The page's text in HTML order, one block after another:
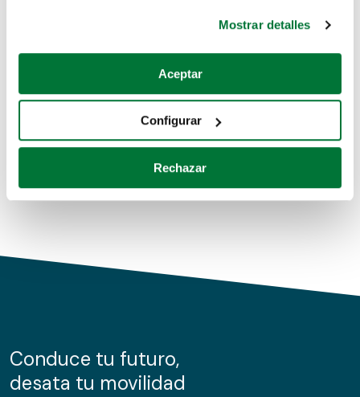
Si lo permite, también quisiéramos:
Recopilar información sobre su ubicación geográfica
Identificar su dispositivo analizándolo activamente
para buscar características específicas (huellas
Obtenga más información sobre cómo se procesan sus
de cookies.
información sobre el uso que haga del sitio web con
nuestros partners de redes sociales, publicidad y análisis
Mostrar detalles
Aceptar
Configurar
Rechazar
Coches de segunda mano
Coches de km0
Conduce tu futuro,
desata tu movilidad